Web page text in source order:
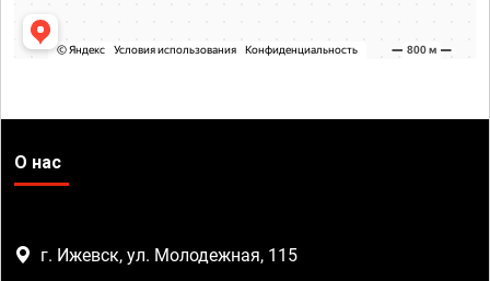
О нас
г. Ижевск, ул. Молодежная, 115